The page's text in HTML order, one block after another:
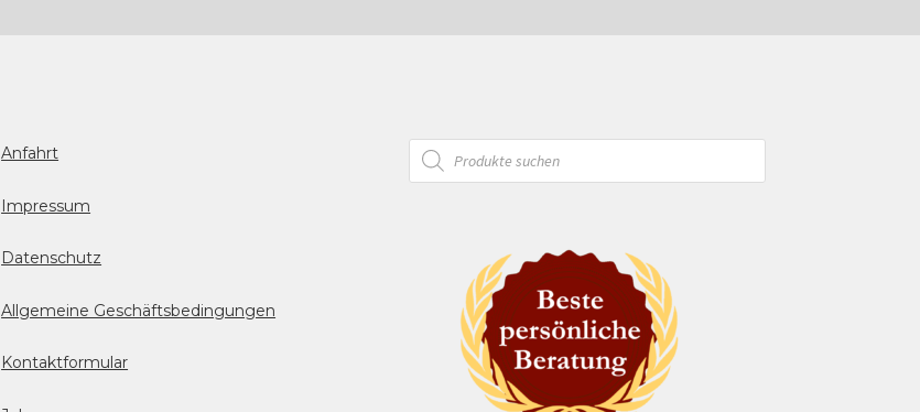
Anfahrt
Impressum
Datenschutz
Allgemeine Geschäftsbedingungen
Kontaktformular
Products
search